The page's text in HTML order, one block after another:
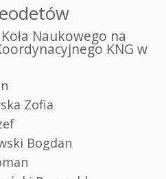
Naukowego na
KNG w
Zofia
Bogdan